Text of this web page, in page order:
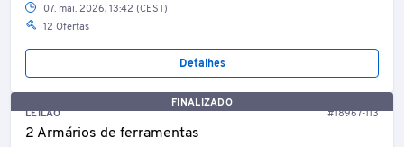
07. mai. 2026, 13:42 (CEST)
12 Ofertas
Detalhes
FINALIZADO
LEILÃO
#18967-113
2 Armários de ferramentas